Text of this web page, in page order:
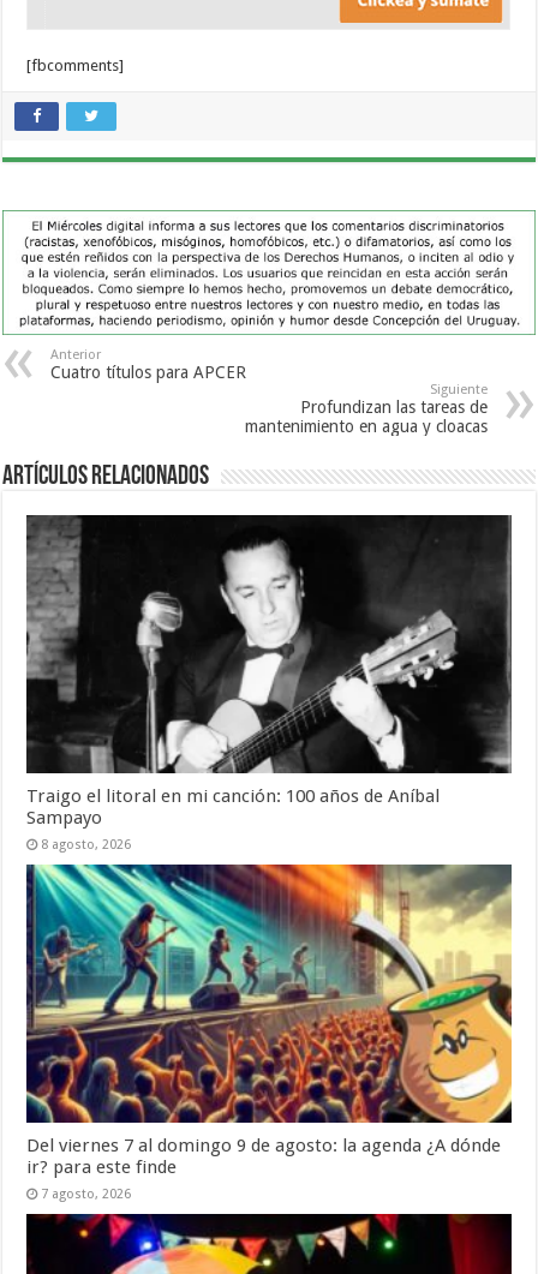
[fbcomments]
Anterior
Cuatro títulos para APCER
Siguiente
Profundizan las tareas de
mantenimiento en agua y cloacas
Artículos Relacionados
Traigo el litoral en mi canción: 100 años de Aníbal
Sampayo
8 agosto, 2026
Del viernes 7 al domingo 9 de agosto: la agenda ¿A dónde
ir? para este finde
7 agosto, 2026